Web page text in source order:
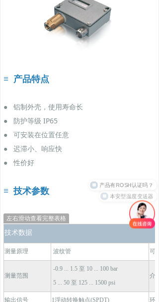
≡ 产品特点
● 铝制外壳，使用寿命长
● 防护等级 IP65
● 可安装在位置任意
● 迟滞小、响应快
● 性价好
≡ 技术参数
左右滑动查看完整表格
技术数据
测量原理 波纹管 可
测量范围
-0.9 ... 1.5 至 10 ... 100 bar
5 ... 50 至 125 ... 1500 psi
介
输出信号 1浮动转换触点(SPDT) 环
本安型温度变送器